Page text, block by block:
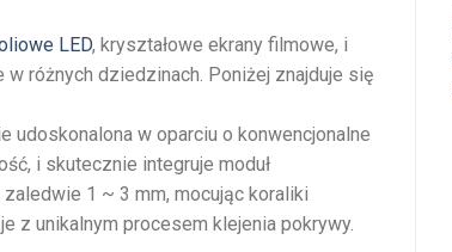
LED, kryształowe ekrany filmowe, i
różnych dziedzinach. Poniżej znajduje się
udoskonalona w oparciu o konwencjonalne
i skutecznie integruje moduł
1 ~ 3 mm, mocując koraliki
z unikalnym procesem klejenia pokrywy.